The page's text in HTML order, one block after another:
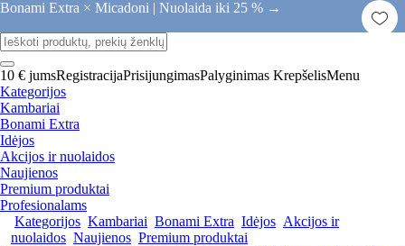
Bonami Extra × Micadoni | Nuolaida iki 25 % →
10 € jumsRegistracijaPrisijungimasPalyginimas KrepšelisMenu
Kategorijos
Kambariai
Bonami Extra
Idėjos
Akcijos ir nuolaidos
Naujienos
Premium produktai
Profesionalams
Kategorijos Kambariai Bonami Extra Idėjos Akcijos ir
nuolaidos Naujienos Premium produktai